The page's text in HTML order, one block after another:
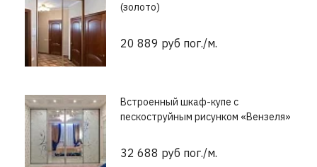
(золото)
20 889 руб пог./м.
Встроенный шкаф-купе с
пескоструйным рисунком «Вензеля»
32 688 руб пог./м.